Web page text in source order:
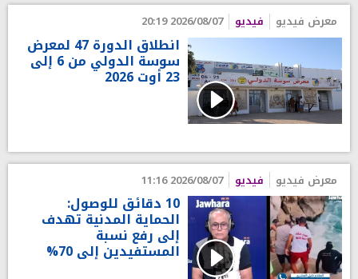
معرض فيديو فيديو 2026/08/07 20:19
انطلاق الدورة 47 لمعرض
سوسة الدولي من 6 إلى
23 أوت 2026
معرض فيديو فيديو 2026/08/07 11:16
10 دقائق للوصول:
الحماية المدنية تهدف
إلى رفع نسبة
المستفيدين إلى 70%